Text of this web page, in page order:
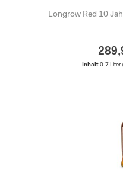
Longrow Red 10
Inhalt 0.7 Liter